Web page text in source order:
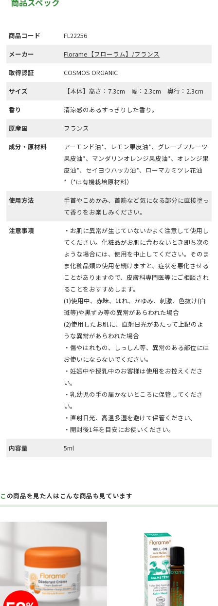
商品スペック
商品コード
FL22256
メーカー
Florame【フローラム】/フランス
取得認証
COSMOS ORGANIC
サイズ
【本体】高さ：7.3cm 幅：2.3cm 奥行：2.3cm
香り
清涼感のあるすっきりした香り。
原産国
フランス
成分・原材料
アーモンド油*、レモン果皮油*、グレープフルーツ
果皮油*、マンダリンオレンジ果皮油*、オレンジ果
皮油*、セイヨウハッカ油*、ローマカミツレ花油
*（*は有機栽培原材料）
使用方法
手首やこめかみ、首筋など気になる部分に直接塗っ
て香りをお楽しみください。
注意事項
・お肌に異常が生じていないかよく注意して使用し
てください。化粧品がお肌に合わないとき即ち次の
ような場合には、使用を中止してください。そのま
ま化粧品類の使用を続けますと、症状を悪化させる
ことがありますので、皮膚科専門医等にご相談され
ることをおすすめします。
(1)使用中、赤味、はれ、かゆみ、刺激、色抜け(白
斑等)や黒ずみ等の異常があらわれた場合
(2)使用したお肌に、直射日光があたって上記のよ
うな異常があらわれた場合
・傷やはれもの、しっしん等、異常のある部位には
お使いにならないでください。
・妊娠中や授乳中のお客様は使用をお控えくださ
い。
・乳幼児の手の届かないところに保管してくださ
い。
・直射日光、高温多湿を避けて保管ください。
・開封後1年を目安にお使いください。
内容量
5ml
この商品を見た人はこんな商品も見ています